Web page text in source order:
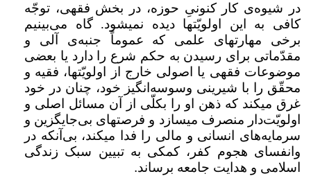
در شیوه‌ی کار کنونیِ حوزه، در بخش فقهی، توجّه
کافی به این اولویّتها دیده نمیشود. گاه می‌بینیم
برخی مهارتهای علمی که عموماً جنبه‌ی آلی و
مقدّماتی برای رسیدن به حکم شرع را دارد یا بعضی
موضوعات فقهی یا اصولی خارج از اولویّتها، فقیه و
محقّق را با شیرینی وسوسه‌انگیز خود، چنان در خود
غرق میکند که ذهن او را بکلّی از آن مسائل اصلی و
اولویّت‌دار منصرف میسازد و فرصتهای بی‌جایگزین و
سرمایه‌های انسانی و مالی را فدا میکند، بی‌آنکه در
وانفسای هجوم کفر، کمکی به تبیین سبک زندگی
اسلامی و هدایت جامعه برساند.